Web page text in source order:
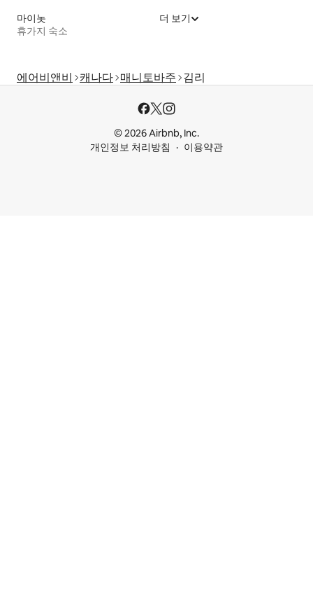
마이놋
휴가지 숙소
더 보기
에어비앤비 캐나다 매니토바주 김리
© 2026 Airbnb, Inc.
개인정보 처리방침
이용약관